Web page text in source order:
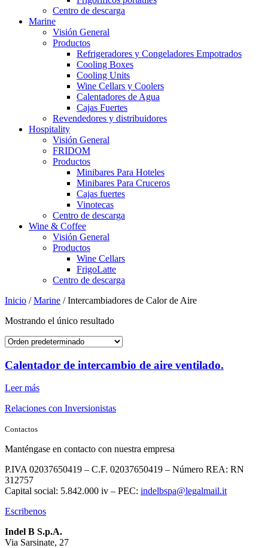
Centro de descarga
Marine
Visión General
Productos
Refrigeradores y Congeladores Empotrados
Cooling Boxes
Cooling Units
Wine Cellars y Coolers
Calentadores de Agua
Cajas Fuertes
Revendedores y distribuidores
Hospitality
Visión General
FRIDOM
Productos
Minibares Para Hoteles
Minibares Para Cruceros
Cajas fuertes
Vinotecas
Centro de descarga
Wine & Coffee
Visión General
Productos
Wine Cellars
FrigoLatte
Centro de descarga
Inicio /Marine / Intercambiadores de Calor de Aire
Mostrando el único resultado
Calentador de intercambio de aire ventilado.
Leer más
Relaciones con Inversionistas
Contactos
Manténgase en contacto con nuestra empresa
P.IVA 02037650419 – C.F. 02037650419 – Número REA: RN
312757
Capital social: 5.842.000 iv – PEC: indelbspa@legalmail.it
Escribenos
Indel B S.p.A.
Via Sarsinate, 27